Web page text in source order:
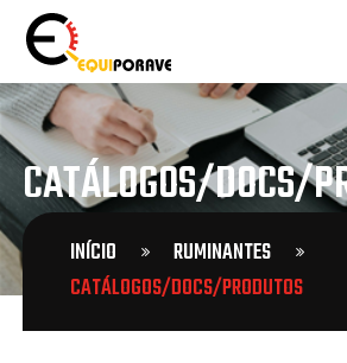
CATÁLOGOS/DOCS/
INÍCIO
RUMINANTES
CATÁLOGOS/DOCS/PRODUTOS